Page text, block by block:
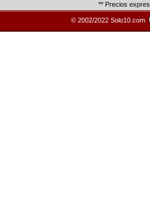
** Precios
© 2002/2022 Solo10.com